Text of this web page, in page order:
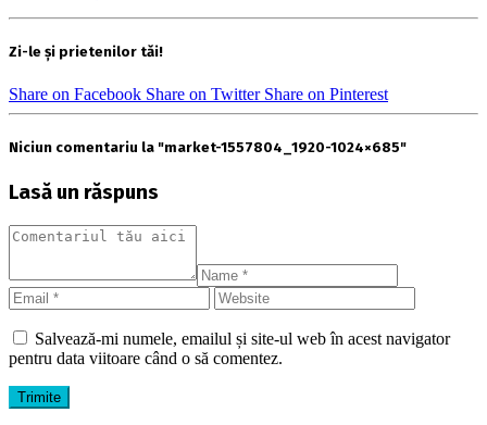
Zi-le și prietenilor tăi!
Share on Facebook Share on Twitter Share on Pinterest
Niciun comentariu la "market-1557804_1920-1024×685"
Lasă un răspuns
Salvează-mi numele, emailul și site-ul web în acest navigator
pentru data viitoare când o să comentez.